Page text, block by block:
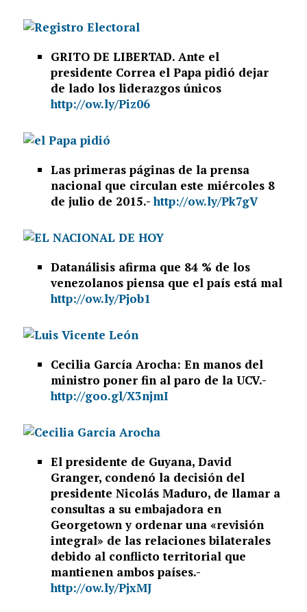
GRITO DE LIBERTAD. Ante el
presidente Correa el Papa pidió dejar
de lado los liderazgos únicos
http://ow.ly/Piz06
Las primeras páginas de la prensa
nacional que circulan este miércoles 8
de julio de 2015.-http://ow.ly/Pk7gV
Datanálisis afirma que 84 % de los
venezolanos piensa que el país está mal
http://ow.ly/Pjob1
Cecilia García Arocha: En manos del
ministro poner fin al paro de la UCV.-
http://goo.gl/X3njmI
El presidente de Guyana, David
Granger, condenó la decisión del
presidente Nicolás Maduro, de llamar a
consultas a su embajadora en
Georgetown y ordenar una «revisión
integral» de las relaciones bilaterales
debido al conflicto territorial que
mantienen ambos países.-
http://ow.ly/PjxMJ